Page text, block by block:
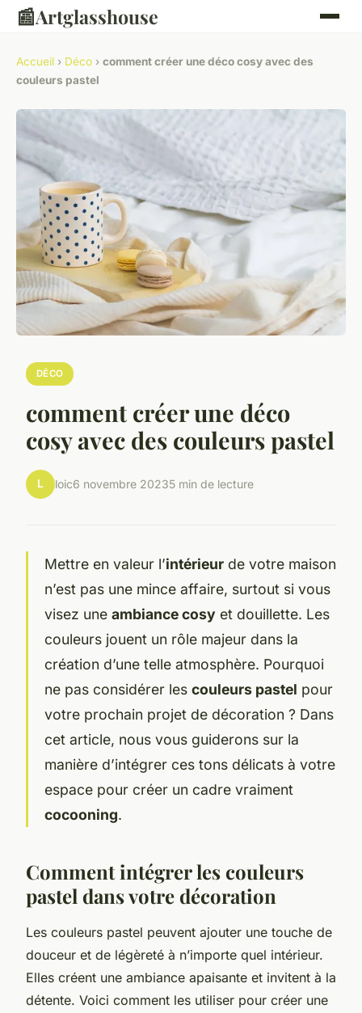
📰Artglasshouse
Accueil › Déco › comment créer une déco cosy avec des
couleurs pastel
DÉCO
comment créer une déco
cosy avec des couleurs pastel
L loic6 novembre 20235 min de lecture
Mettre en valeur l’intérieur de votre maison
n’est pas une mince affaire, surtout si vous
visez une ambiance cosy et douillette. Les
couleurs jouent un rôle majeur dans la
création d’une telle atmosphère. Pourquoi
ne pas considérer les couleurs pastel pour
votre prochain projet de décoration ? Dans
cet article, nous vous guiderons sur la
manière d’intégrer ces tons délicats à votre
espace pour créer un cadre vraiment
cocooning.
Comment intégrer les couleurs
pastel dans votre décoration
Les couleurs pastel peuvent ajouter une touche de
douceur et de légèreté à n’importe quel intérieur.
Elles créent une ambiance apaisante et invitent à la
détente. Voici comment les utiliser pour créer une